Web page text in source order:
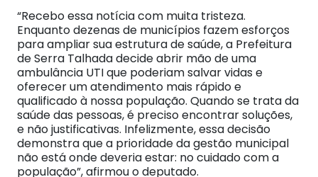
“Recebo essa notícia com muita tristeza.
Enquanto dezenas de municípios fazem esforços
para ampliar sua estrutura de saúde, a Prefeitura
de Serra Talhada decide abrir mão de uma
ambulância UTI que poderiam salvar vidas e
oferecer um atendimento mais rápido e
qualificado à nossa população. Quando se trata da
saúde das pessoas, é preciso encontrar soluções,
e não justificativas. Infelizmente, essa decisão
demonstra que a prioridade da gestão municipal
não está onde deveria estar: no cuidado com a
população”, afirmou o deputado.